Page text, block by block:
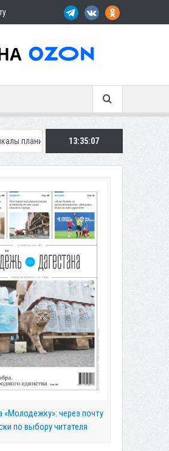
новую систему для улучшения
13:35:09
«Молодежку»: через почту
по выбору читателя